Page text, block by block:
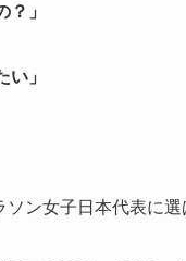
？」
い」
ン女子日本代表に選